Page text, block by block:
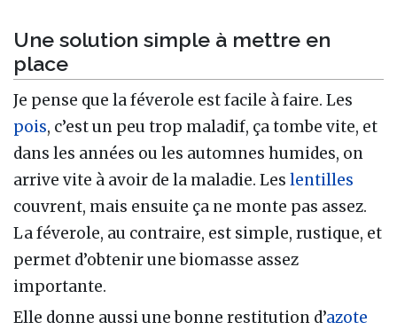
Une solution simple à mettre en
place
Je pense que la féverole est facile à faire. Les
pois, c’est un peu trop maladif, ça tombe vite, et
dans les années ou les automnes humides, on
arrive vite à avoir de la maladie. Les lentilles
couvrent, mais ensuite ça ne monte pas assez.
La féverole, au contraire, est simple, rustique, et
permet d’obtenir une biomasse assez
importante.
Elle donne aussi une bonne restitution d’azote